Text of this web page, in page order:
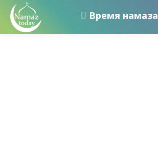
Время намаза